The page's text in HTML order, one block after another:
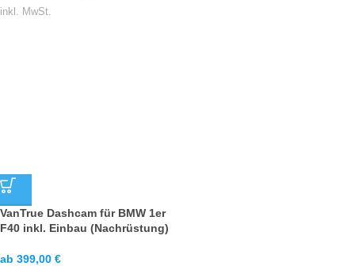
inkl. MwSt.
VanTrue Dashcam für BMW 1er
F40 inkl. Einbau (Nachrüstung)
ab 399,00 €